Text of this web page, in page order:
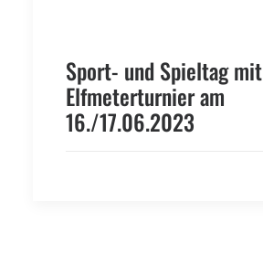
Sport- und Spieltag mit
Elfmeterturnier am
16./17.06.2023